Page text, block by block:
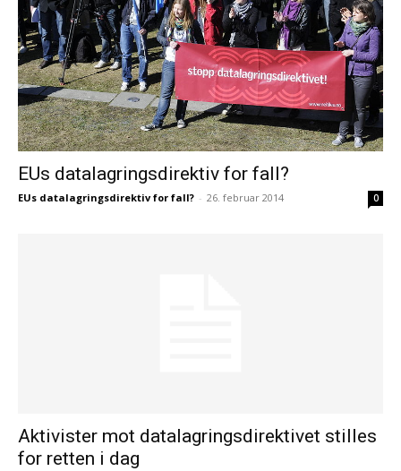
EUs datalagringsdirektiv for fall?
EUs datalagringsdirektiv for fall? - 26. februar 2014 0
Aktivister mot datalagringsdirektivet stilles
for retten i dag